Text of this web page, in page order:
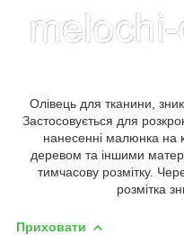
Олівець для тканини,
Застосовується для
нанесенні малюнка на
деревом та іншими
тимчасову розмітку.
розмітка
Приховати